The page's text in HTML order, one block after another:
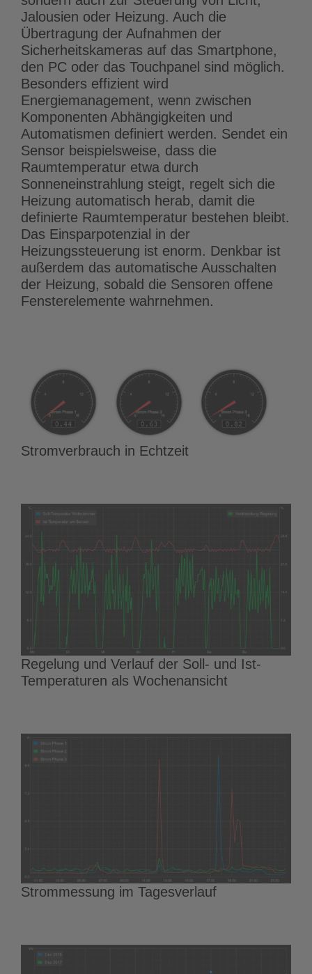
Jalousien oder Heizung. Auch die
Übertragung der Aufnahmen der
Sicherheitskameras auf das Smartphone,
den PC oder das Touchpanel sind möglich.
Besonders effizient wird
Energiemanagement, wenn zwischen
Komponenten Abhängigkeiten und
Automatismen definiert werden. Sendet ein
Sensor beispielsweise, dass die
Raumtemperatur etwa durch
Sonneneinstrahlung steigt, regelt sich die
Heizung automatisch herab, damit die
definierte Raumtemperatur bestehen bleibt.
Das Einsparpotenzial in der
Heizungssteuerung ist enorm. Denkbar ist
außerdem das automatische Ausschalten
der Heizung, sobald die Sensoren offene
Fensterelemente wahrnehmen.
Stromverbrauch in Echtzeit
Regelung und Verlauf der Soll- und Ist-
Temperaturen als Wochenansicht
Strommessung im Tagesverlauf